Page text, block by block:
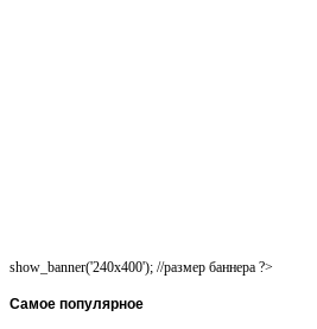
show_banner('240x400'); //размер баннера ?>
Самое популярное